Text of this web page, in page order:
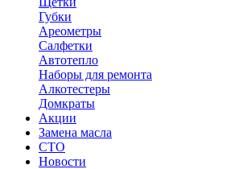
Губки
Ареометры
Салфетки
Автотепло
Наборы для ремонта
Алкотестеры
Домкраты
Акции
Замена масла
СТО
Новости